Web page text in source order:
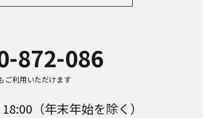
872-086
ご利用いただけます
（年末年始を除く）